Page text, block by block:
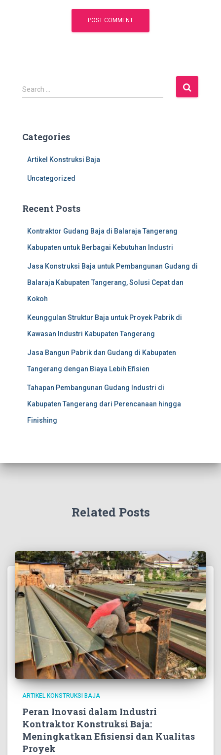
S
e
h
Search …
Categories
Artikel Konstruksi Baja
Uncategorized
Recent Posts
Kontraktor Gudang Baja di Balaraja Tangerang
Kabupaten untuk Berbagai Kebutuhan Industri
Jasa Konstruksi Baja untuk Pembangunan Gudang di
Balaraja Kabupaten Tangerang, Solusi Cepat dan
Kokoh
Keunggulan Struktur Baja untuk Proyek Pabrik di
Kawasan Industri Kabupaten Tangerang
Jasa Bangun Pabrik dan Gudang di Kabupaten
Tangerang dengan Biaya Lebih Efisien
Tahapan Pembangunan Gudang Industri di
Kabupaten Tangerang dari Perencanaan hingga
Finishing
Related Posts
ARTIKEL KONSTRUKSI BAJA
Peran Inovasi dalam Industri
Kontraktor Konstruksi Baja:
Meningkatkan Efisiensi dan Kualitas
Proyek